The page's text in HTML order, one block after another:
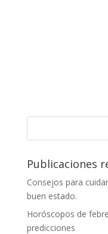
Publicaciones
Consejos para
buen estado.
Horóscopos de
predicciones